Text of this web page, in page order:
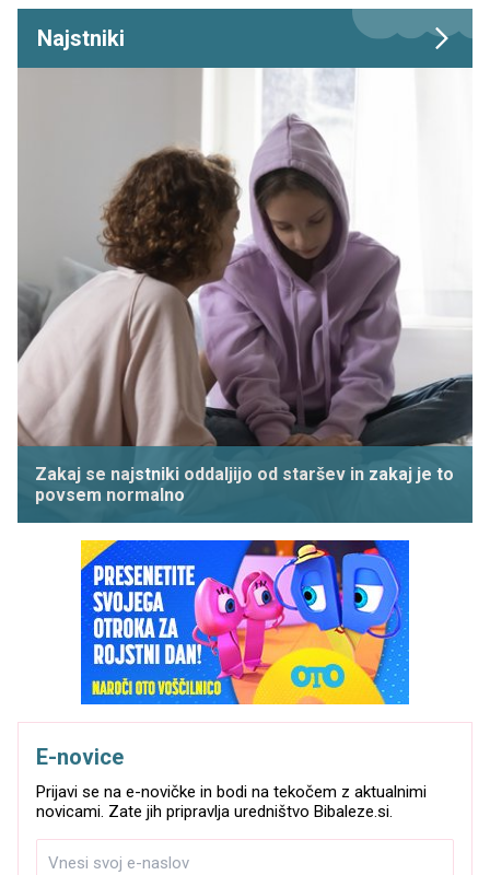
Najstniki
Zakaj se najstniki oddaljijo od staršev in zakaj je to
povsem normalno
E-novice
Prijavi se na e-novičke in bodi na tekočem z aktualnimi
novicami. Zate jih pripravlja uredništvo Bibaleze.si.